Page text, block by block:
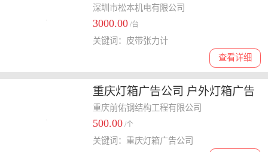
U508
深圳市松本机电有限公司
3000.00 /台
查看详细
关键词：皮带张力计
重庆灯箱广告公司 户外灯箱广告
重庆前佑钢结构工程有限公司
500.00 /个
关键词：重庆灯箱广告公司